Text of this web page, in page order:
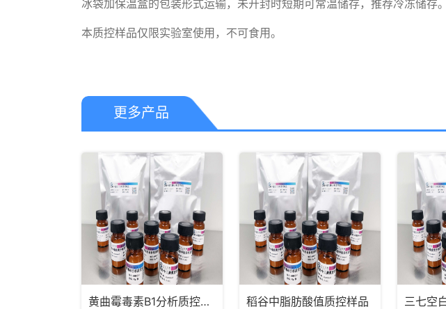
冰袋加保温盒的包装形式运输，未开封时短期可常温储存，推荐冷冻储存。
本质控样品仅限实验室使用，不可食用。
更多产品
黄曲霉毒素B1分析质控样品 稻谷中脂肪酸值质控样品